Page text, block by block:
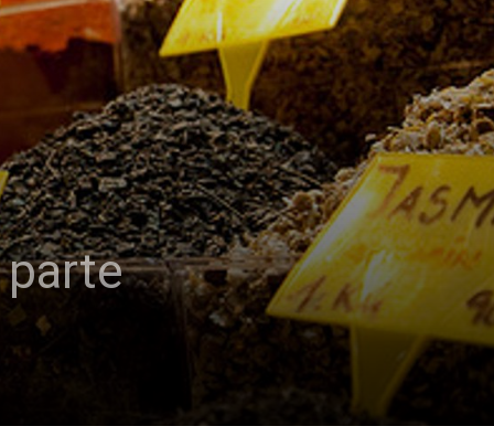
parte